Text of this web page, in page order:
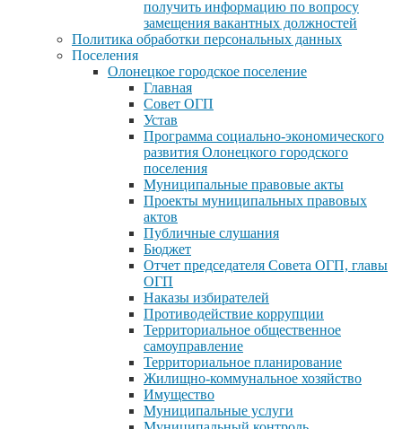
получить информацию по вопросу
замещения вакантных должностей
Политика обработки персональных данных
Поселения
Олонецкое городское поселение
Главная
Совет ОГП
Устав
Программа социально-экономического
развития Олонецкого городского
поселения
Муниципальные правовые акты
Проекты муниципальных правовых
актов
Публичные слушания
Бюджет
Отчет председателя Совета ОГП, главы
ОГП
Наказы избирателей
Противодействие коррупции
Территориальное общественное
самоуправление
Территориальное планирование
Жилищно-коммунальное хозяйство
Имущество
Муниципальные услуги